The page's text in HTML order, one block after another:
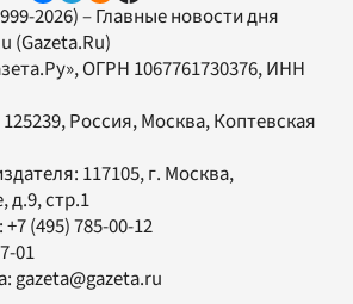
2026) – Главные новости дня
(Gazeta.Ru)
, ОГРН 1067761730376, ИНН
Россия, Москва, Коптевская
117105, г. Москва,
д.9, стр.1
+7 (495) 785-00-12
01
gazeta@gazeta.ru